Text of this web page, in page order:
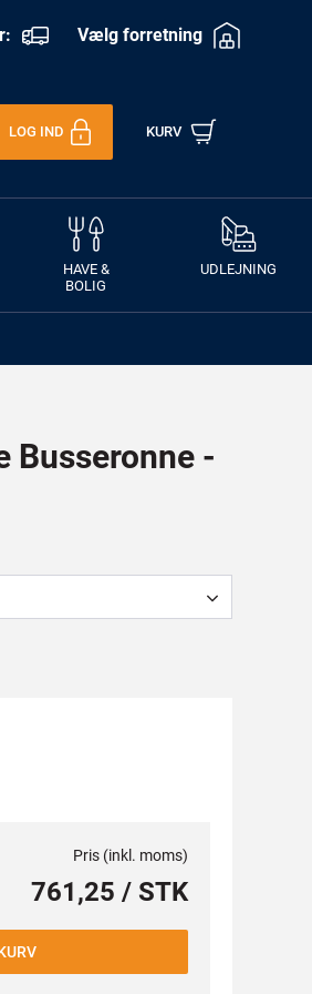
Vælg forretning
LOG IND KURV
HAVE &
BOLIG
UDLEJNING
Busseronne -
Pris (inkl. moms)
761,25 / STK